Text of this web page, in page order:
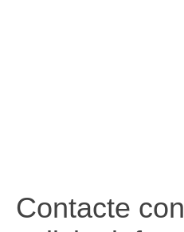
Contacte